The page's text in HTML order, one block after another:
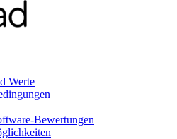
Werte
Bewertungen